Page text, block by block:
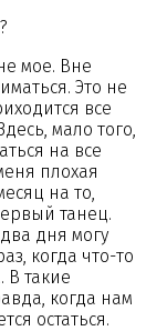
мое. Вне
Это не
все
мало того,
на все
плохая
на то,
танец.
дня могу
когда что-то
В такие
когда нам
остаться.